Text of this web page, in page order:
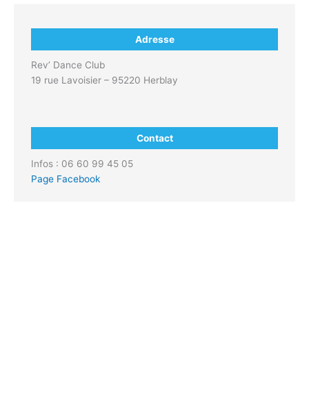
Adresse
Rev’ Dance Club
19 rue Lavoisier – 95220 Herblay
Contact
Infos : 06 60 99 45 05
Page Facebook